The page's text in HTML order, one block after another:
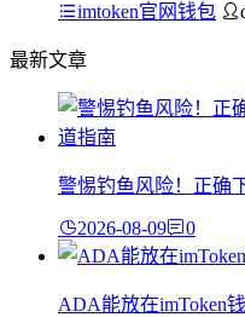
imtoken官网钱包
最新文章
警惕钓鱼风险！正确
2026-08-09 0
ADA能放在imToken